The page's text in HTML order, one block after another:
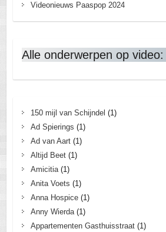
Videonieuws Paaspop 2024
Alle onderwerpen op video:
150 mijl van Schijndel (1)
Ad Spierings (1)
Ad van Aart(1)
Altijd Beet(1)
Amicitia(1)
Anita Voets (1)
Anna Hospice(1)
Anny Wierda(1)
Appartementen Gasthuisstraat(1)